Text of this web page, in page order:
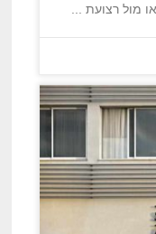
מול רצועת ...